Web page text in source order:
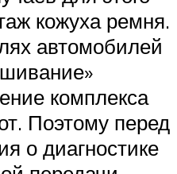
кожуха ремня.
автомобилей
комплекса
Поэтому перед
о диагностике